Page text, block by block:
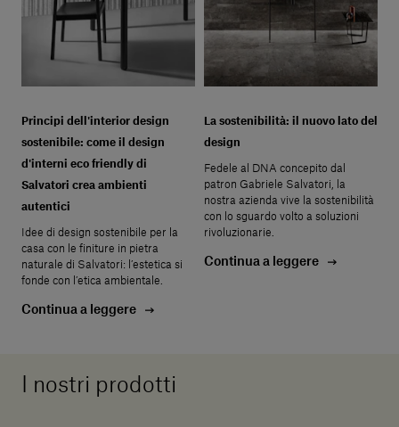
Principi dell'interior design
sostenibile: come il design
d'interni eco friendly di
Salvatori crea ambienti
autentici
Idee di design sostenibile per la
casa con le finiture in pietra
naturale di Salvatori: l’estetica si
fonde con l’etica ambientale.
Continua a leggere
La sostenibilità: il nuovo lato del
design
Fedele al DNA concepito dal
patron Gabriele Salvatori, la
nostra azienda vive la sostenibilità
con lo sguardo volto a soluzioni
rivoluzionarie.
Continua a leggere
I nostri prodotti